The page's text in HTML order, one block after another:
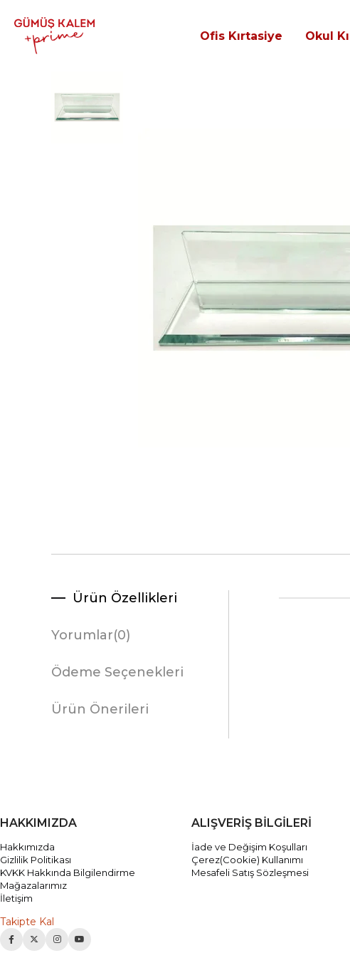
Ofis Kırtasiye Okul
Ürün Özellikleri
Yorumlar(0)
Ödeme Seçenekleri
Ürün Önerileri
HAKKIMIZDA
Hakkımızda
Gizlilik Politikası
KVKK Hakkında Bilgilendirme
Mağazalarımız
İletişim
Takipte Kal
ALIŞVERİŞ BİLGİLERİ
İade ve Değişim Koşulları
Çerez(Cookie) Kullanımı
Mesafeli Satış Sözleşmesi